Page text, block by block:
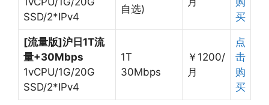
SSD/2*IPv4
自选)
买
[流量版]沪日1T流
量+30Mbps
1vCPU/1G/20G
SSD/2*IPv4
1T
30Mbps
￥1200/
月
点
击
购
买